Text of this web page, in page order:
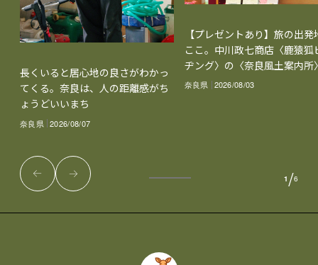
長くいると居心地の良さがわかっ
てくる。奈良は、人の距離感がち
ょうどいいまち
奈良県 2026/08/07
【プレゼントあり】旅の出発
ここ。中川政七商店〈鹿猿狐
ヂング〉の〈奈良風土案内所
奈良県 2026/08/03
1 /6